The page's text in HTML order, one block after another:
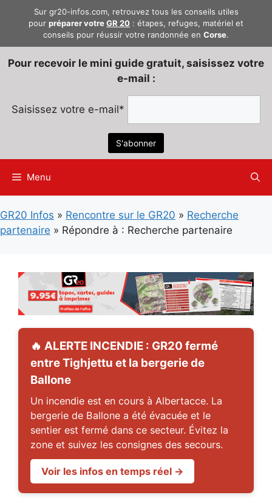
Sur gr20-infos.com, retrouvez tous les conseils utiles
pour préparer votreGR 20 : étapes, refuges, matériel et
conseils pour réussir votre randonnée en Corse.
Pour recevoir le mini guide gratuit, saisissez votre
e-mail :
Saisissez votre e-mail*
Menu
GR20 Infos » Rencontre sur le GR20 » Recherche
partenaire » Répondre à : Recherche partenaire
🔥 ALERTE INCENDIE : GR20 fermé
entre Tighjettu et la bergerie de
Ballone
Un incendie est en cours à Albertacce. La
bergerie de Ballone a été évacuée et le
sentier est fermé dans ce secteur. Évitez la
zone et suivez les consignes des secours.
Voir les infos en temps réel →